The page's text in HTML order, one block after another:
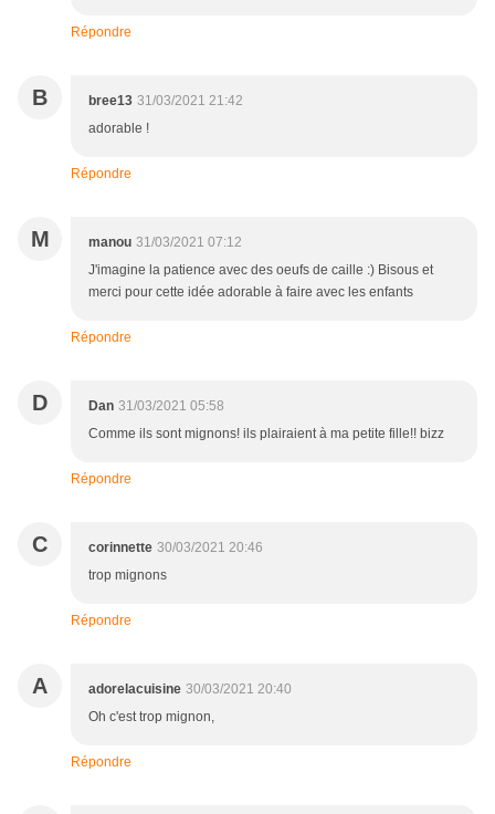
Répondre
B bree13 31/03/2021 21:42
adorable !
Répondre
M manou 31/03/2021 07:12
J'imagine la patience avec des oeufs de caille :) Bisous et
merci pour cette idée adorable à faire avec les enfants
Répondre
D Dan 31/03/2021 05:58
Comme ils sont mignons! ils plairaient à ma petite fille!! bizz
Répondre
C corinnette 30/03/2021 20:46
trop mignons
Répondre
A adorelacuisine 30/03/2021 20:40
Oh c'est trop mignon,
Répondre